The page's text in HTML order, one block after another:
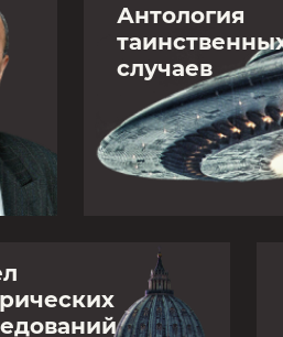
Антология
случаев